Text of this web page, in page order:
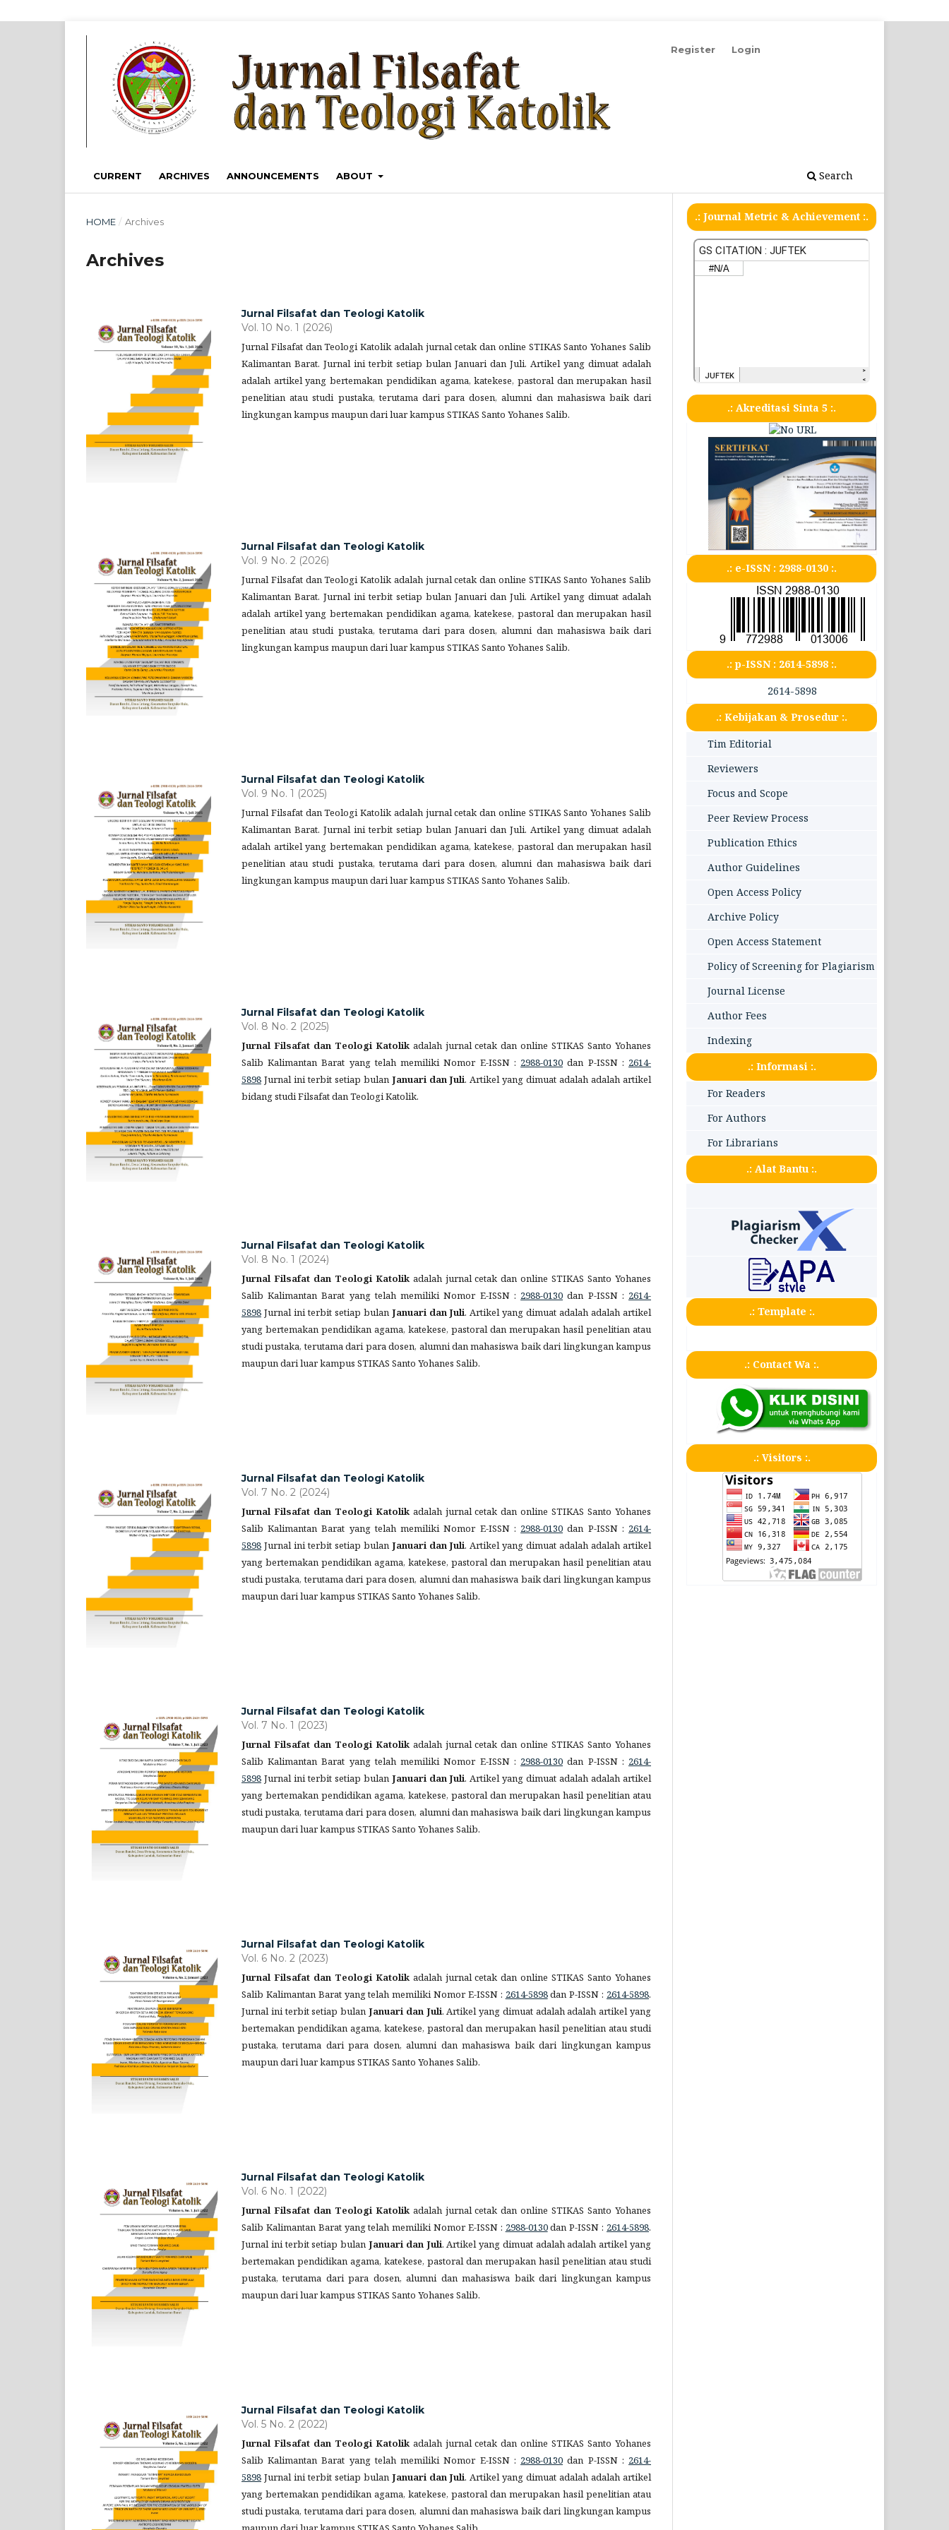
CURRENT ARCHIVES ANNOUNCEMENTS ABOUT Search
Register Login
HOME / Archives
Archives
Jurnal Filsafat dan Teologi Katolik
Vol. 10 No. 1 (2026)
Jurnal Filsafat dan Teologi Katolik adalah jurnal cetak dan online STIKAS Santo Yohanes Salib
Kalimantan Barat. Jurnal ini terbit setiap bulan Januari dan Juli. Artikel yang dimuat adalah
adalah artikel yang bertemakan pendidikan agama, katekese, pastoral dan merupakan hasil
penelitian atau studi pustaka, terutama dari para dosen, alumni dan mahasiswa baik dari
lingkungan kampus maupun dari luar kampus STIKAS Santo Yohanes Salib.
Jurnal Filsafat dan Teologi Katolik
Vol. 9 No. 2 (2026)
Jurnal Filsafat dan Teologi Katolik adalah jurnal cetak dan online STIKAS Santo Yohanes Salib
Kalimantan Barat. Jurnal ini terbit setiap bulan Januari dan Juli. Artikel yang dimuat adalah
adalah artikel yang bertemakan pendidikan agama, katekese, pastoral dan merupakan hasil
penelitian atau studi pustaka, terutama dari para dosen, alumni dan mahasiswa baik dari
lingkungan kampus maupun dari luar kampus STIKAS Santo Yohanes Salib.
Jurnal Filsafat dan Teologi Katolik
Vol. 9 No. 1 (2025)
Jurnal Filsafat dan Teologi Katolik adalah jurnal cetak dan online STIKAS Santo Yohanes Salib
Kalimantan Barat. Jurnal ini terbit setiap bulan Januari dan Juli. Artikel yang dimuat adalah
adalah artikel yang bertemakan pendidikan agama, katekese, pastoral dan merupakan hasil
penelitian atau studi pustaka, terutama dari para dosen, alumni dan mahasiswa baik dari
lingkungan kampus maupun dari luar kampus STIKAS Santo Yohanes Salib.
Jurnal Filsafat dan Teologi Katolik
Vol. 8 No. 2 (2025)
Jurnal Filsafat dan Teologi Katolik adalah jurnal cetak dan online STIKAS Santo Yohanes
Salib Kalimantan Barat yang telah memiliki Nomor E-ISSN : 2988-0130 dan P-ISSN : 2614-
5898 Jurnal ini terbit setiap bulanJanuari dan Juli. Artikel yang dimuat adalah adalah artikel
bidang studi Filsafat dan Teologi Katolik.
Jurnal Filsafat dan Teologi Katolik
Vol. 8 No. 1 (2024)
Jurnal Filsafat dan Teologi Katolik adalah jurnal cetak dan online STIKAS Santo Yohanes
Salib Kalimantan Barat yang telah memiliki Nomor E-ISSN : 2988-0130 dan P-ISSN : 2614-
5898 Jurnal ini terbit setiap bulanJanuari dan Juli. Artikel yang dimuat adalah adalah artikel
yang bertemakan pendidikan agama, katekese, pastoral dan merupakan hasil penelitian atau
studi pustaka, terutama dari para dosen, alumni dan mahasiswa baik dari lingkungan kampus
maupun dari luar kampus STIKAS Santo Yohanes Salib.
Jurnal Filsafat dan Teologi Katolik
Vol. 7 No. 2 (2024)
Jurnal Filsafat dan Teologi Katolik adalah jurnal cetak dan online STIKAS Santo Yohanes
Salib Kalimantan Barat yang telah memiliki Nomor E-ISSN : 2988-0130 dan P-ISSN : 2614-
5898 Jurnal ini terbit setiap bulanJanuari dan Juli. Artikel yang dimuat adalah adalah artikel
yang bertemakan pendidikan agama, katekese, pastoral dan merupakan hasil penelitian atau
studi pustaka, terutama dari para dosen, alumni dan mahasiswa baik dari lingkungan kampus
maupun dari luar kampus STIKAS Santo Yohanes Salib.
Jurnal Filsafat dan Teologi Katolik
Vol. 7 No. 1 (2023)
Jurnal Filsafat dan Teologi Katolik adalah jurnal cetak dan online STIKAS Santo Yohanes
Salib Kalimantan Barat yang telah memiliki Nomor E-ISSN : 2988-0130 dan P-ISSN : 2614-
5898 Jurnal ini terbit setiap bulanJanuari dan Juli. Artikel yang dimuat adalah adalah artikel
yang bertemakan pendidikan agama, katekese, pastoral dan merupakan hasil penelitian atau
studi pustaka, terutama dari para dosen, alumni dan mahasiswa baik dari lingkungan kampus
maupun dari luar kampus STIKAS Santo Yohanes Salib.
Jurnal Filsafat dan Teologi Katolik
Vol. 6 No. 2 (2023)
Jurnal Filsafat dan Teologi Katolik adalah jurnal cetak dan online STIKAS Santo Yohanes
Salib Kalimantan Barat yang telah memiliki Nomor E-ISSN : 2614-5898dan P-ISSN : 2614-5898.
Jurnal ini terbit setiap bulan Januari dan Juli. Artikel yang dimuat adalah adalah artikel yang
bertemakan pendidikan agama, katekese, pastoral dan merupakan hasil penelitian atau studi
pustaka, terutama dari para dosen, alumni dan mahasiswa baik dari lingkungan kampus
maupun dari luar kampus STIKAS Santo Yohanes Salib.
Jurnal Filsafat dan Teologi Katolik
Vol. 6 No. 1 (2022)
Jurnal Filsafat dan Teologi Katolik adalah jurnal cetak dan online STIKAS Santo Yohanes
Salib Kalimantan Barat yang telah memiliki Nomor E-ISSN : 2988-0130dan P-ISSN : 2614-5898.
Jurnal ini terbit setiap bulan Januari dan Juli. Artikel yang dimuat adalah adalah artikel yang
bertemakan pendidikan agama, katekese, pastoral dan merupakan hasil penelitian atau studi
pustaka, terutama dari para dosen, alumni dan mahasiswa baik dari lingkungan kampus
maupun dari luar kampus STIKAS Santo Yohanes Salib.
Jurnal Filsafat dan Teologi Katolik
Vol. 5 No. 2 (2022)
Jurnal Filsafat dan Teologi Katolik adalah jurnal cetak dan online STIKAS Santo Yohanes
Salib Kalimantan Barat yang telah memiliki Nomor E-ISSN : 2988-0130 dan P-ISSN : 2614-
5898 Jurnal ini terbit setiap bulanJanuari dan Juli. Artikel yang dimuat adalah adalah artikel
yang bertemakan pendidikan agama, katekese, pastoral dan merupakan hasil penelitian atau
studi pustaka, terutama dari para dosen, alumni dan mahasiswa baik dari lingkungan kampus
.: Journal Metric & Achievement :.
.: Akreditasi Sinta 5 :.
.: e-ISSN : 2988-0130 :.
.: p-ISSN : 2614-5898 :.
2614-5898
.: Kebijakan & Prosedur :.
Tim Editorial
Reviewers
Focus and Scope
Peer Review Process
Publication Ethics
Author Guidelines
Open Access Policy
Archive Policy
Open Access Statement
Policy of Screening for Plagiarism
Journal License
Author Fees
Indexing
.: Informasi :.
For Readers
For Authors
For Librarians
.: Alat Bantu :.
.: Template :.
.: Contact Wa :.
.: Visitors :.